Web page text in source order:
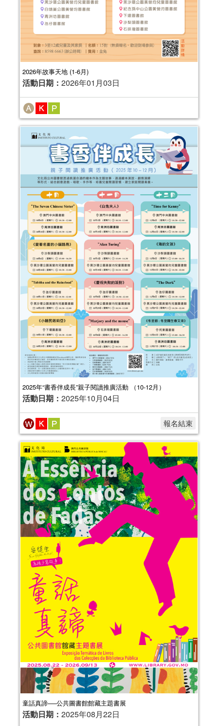
2026年故事天地 (1-6月)
活動日期： 2026年01月03日
2025年“書香伴成長”親子閱讀推廣活動 （10-12月）
活動日期： 2025年10月04日
報名結束
童話真諦──公共圖書館館藏主題書展
活動日期： 2025年08月22日